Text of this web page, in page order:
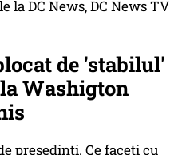
la DC News, DC News TV
de 'stabilul'
Washigton
președinți. Ce faceți cu